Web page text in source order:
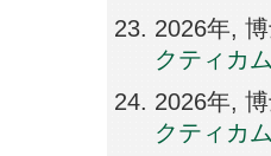
2026年,
クティカ
2026年,
クティカ